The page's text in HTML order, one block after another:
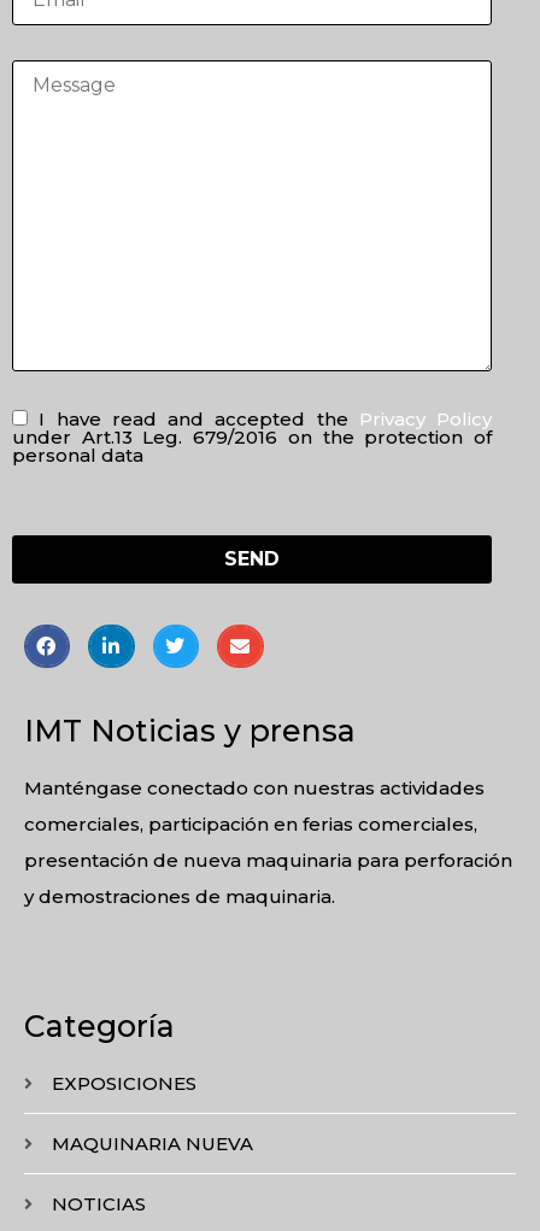
I have read and accepted the Privacy Policy
under Art.13 Leg. 679/2016 on the protection of
personal data
IMT Noticias y prensa
Manténgase conectado con nuestras actividades
comerciales, participación en ferias comerciales,
presentación de nueva maquinaria para perforación
y demostraciones de maquinaria.
Categoría
EXPOSICIONES
MAQUINARIA NUEVA
NOTICIAS